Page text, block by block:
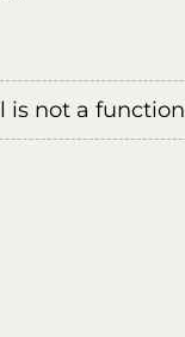
is not a function